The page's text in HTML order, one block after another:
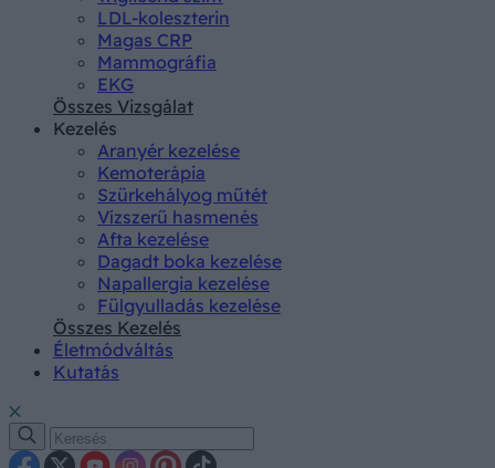
LDL-koleszterin
Magas CRP
Mammográfia
EKG
Összes Vizsgálat
Kezelés
Aranyér kezelése
Kemoterápia
Szürkehályog műtét
Vízszerű hasmenés
Afta kezelése
Dagadt boka kezelése
Napallergia kezelése
Fülgyulladás kezelése
Összes Kezelés
Életmódváltás
Kutatás